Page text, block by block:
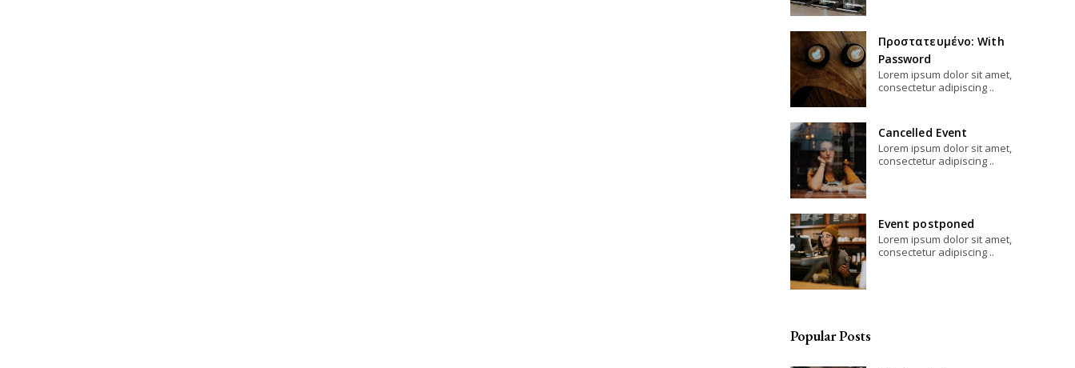
Πρoστατευμένο: With
Password
Lorem ipsum dolor sit amet,
consectetur adipiscing ..
Cancelled Event
Lorem ipsum dolor sit amet,
consectetur adipiscing ..
Event postponed
Lorem ipsum dolor sit amet,
consectetur adipiscing ..
Popular Posts